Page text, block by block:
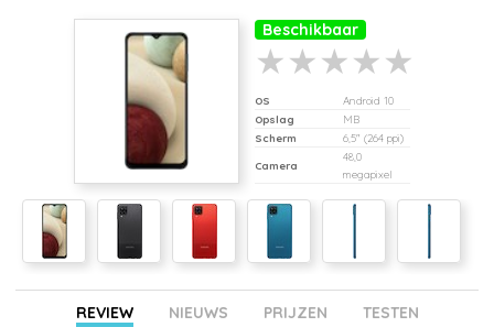
Beschikbaar
OS
Android 10
Opslag
MB
Scherm
6,5" (264 ppi)
Camera
48,0
megapixel
REVIEW NIEUWS PRIJZEN TESTEN